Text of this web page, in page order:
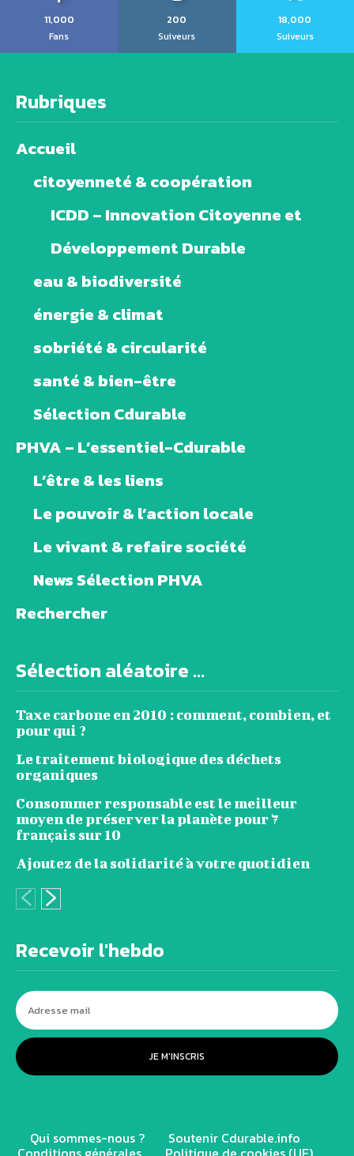
11,000
Fans
200
Suiveurs
18,000
Suiveurs
Rubriques
Accueil
citoyenneté & coopération
ICDD – Innovation Citoyenne et
Développement Durable
eau & biodiversité
énergie & climat
sobriété & circularité
santé & bien-être
Sélection Cdurable
PHVA – L’essentiel-Cdurable
L’être & les liens
Le pouvoir & l’action locale
Le vivant & refaire société
News Sélection PHVA
Rechercher
Sélection aléatoire ...
Taxe carbone en 2010 : comment, combien, et
pour qui ?
Le traitement biologique des déchets
organiques
Consommer responsable est le meilleur
moyen de préserver la planète pour 7
français sur 10
Ajoutez de la solidarité à votre quotidien
Recevoir l'hebdo
JE M'INSCRIS
Qui sommes-nous ? Soutenir Cdurable.info